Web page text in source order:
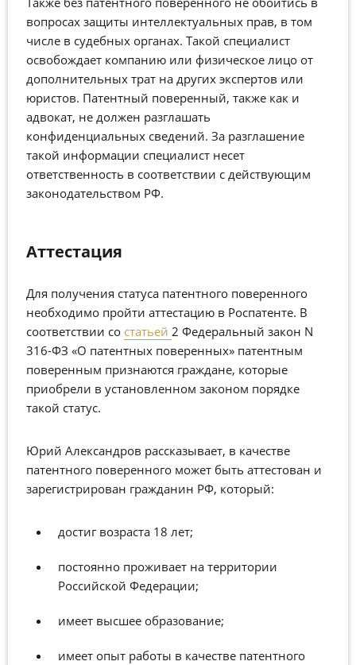
вопросах защиты интеллектуальных прав, в том
числе в судебных органах. Такой специалист
освобождает компанию или физическое лицо от
дополнительных трат на других экспертов или
юристов. Патентный поверенный, также как и
адвокат, не должен разглашать
конфиденциальных сведений. За разглашение
такой информации специалист несет
ответственность в соответствии с действующим
законодательством РФ.
Аттестация
Для получения статуса патентного поверенного
необходимо пройти аттестацию в Роспатенте. В
соответствии со статьей 2 Федеральный закон N
316-ФЗ «О патентных поверенных» патентным
поверенным признаются граждане, которые
приобрели в установленном законом порядке
такой статус.
Юрий Александров рассказывает, в качестве
патентного поверенного может быть аттестован и
зарегистрирован гражданин РФ, который:
достиг возраста 18 лет;
постоянно проживает на территории
Российской Федерации;
имеет высшее образование;
имеет опыт работы в качестве патентного